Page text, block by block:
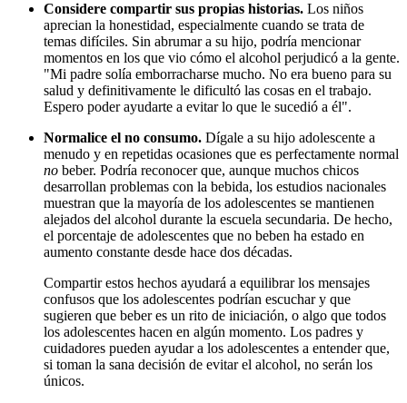
Considere compartir sus propias historias. Los niños
aprecian la honestidad, especialmente cuando se trata de
temas difíciles. Sin abrumar a su hijo, podría mencionar
momentos en los que vio cómo el alcohol perjudicó a la gente.
"Mi padre solía emborracharse mucho. No era bueno para su
salud y definitivamente le dificultó las cosas en el trabajo.
Espero poder ayudarte a evitar lo que le sucedió a él".
Normalice el no consumo. Dígale a su hijo adolescente a
menudo y en repetidas ocasiones que es perfectamente normal
no beber. Podría reconocer que, aunque muchos chicos
desarrollan problemas con la bebida, los estudios nacionales
muestran que la mayoría de los adolescentes se mantienen
alejados del alcohol durante la escuela secundaria. De hecho,
el porcentaje de adolescentes que no beben ha estado en
aumento constante desde hace dos décadas.
Compartir estos hechos ayudará a equilibrar los mensajes
confusos que los adolescentes podrían escuchar y que
sugieren que beber es un rito de iniciación, o algo que todos
los adolescentes hacen en algún momento. Los padres y
cuidadores pueden ayudar a los adolescentes a entender que,
si toman la sana decisión de evitar el alcohol, no serán los
únicos.